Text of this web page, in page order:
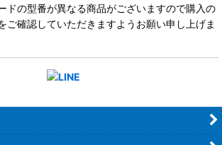
ドの型番が異なる商品がございますので購入の
ご確認していただきますようお願い申し上げま